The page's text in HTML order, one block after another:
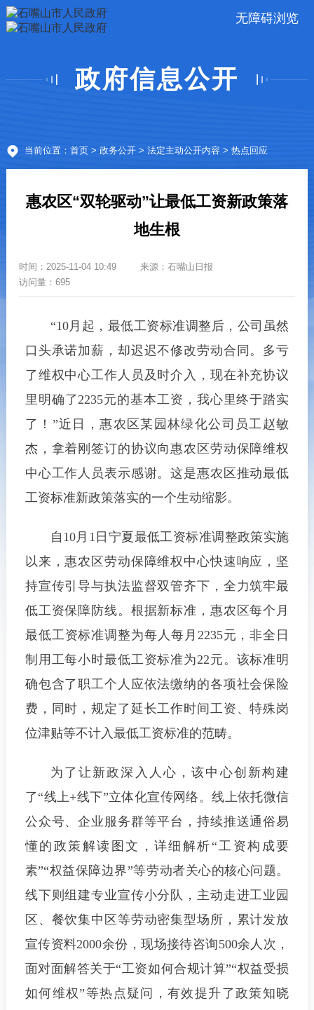
无障碍浏览
政府信息公开
当前位置： 首页> 政务公开> 法定主动公开内容 > 热点回应
惠农区“双轮驱动”让最低工资新政策落
地生根
时间： 2025-11-04 10:49 来源： 石嘴山日报
访问量：695
“10月起，最低工资标准调整后，公司虽然
口头承诺加薪，却迟迟不修改劳动合同。多亏
了维权中心工作人员及时介入，现在补充协议
里明确了2235元的基本工资，我心里终于踏实
了！”近日，惠农区某园林绿化公司员工赵敏
杰，拿着刚签订的协议向惠农区劳动保障维权
中心工作人员表示感谢。这是惠农区推动最低
工资标准新政策落实的一个生动缩影。
自10月1日宁夏最低工资标准调整政策实施
以来，惠农区劳动保障维权中心快速响应，坚
持宣传引导与执法监督双管齐下，全力筑牢最
低工资保障防线。根据新标准，惠农区每个月
最低工资标准调整为每人每月2235元，非全日
制用工每小时最低工资标准为22元。该标准明
确包含了职工个人应依法缴纳的各项社会保险
费，同时，规定了延长工作时间工资、特殊岗
位津贴等不计入最低工资标准的范畴。
为了让新政深入人心，该中心创新构建
了“线上+线下”立体化宣传网络。线上依托微信
公众号、企业服务群等平台，持续推送通俗易
懂的政策解读图文，详细解析“工资构成要
素”“权益保障边界”等劳动者关心的核心问题。
线下则组建专业宣传小分队，主动走进工业园
区、餐饮集中区等劳动密集型场所，累计发放
宣传资料2000余份，现场接待咨询500余人次，
面对面解答关于“工资如何合规计算”“权益受损
如何维权”等热点疑问，有效提升了政策知晓